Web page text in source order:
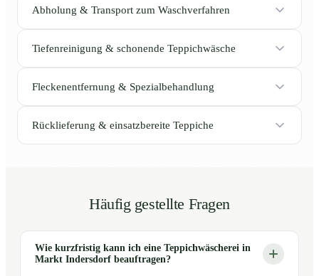
Abholung & Transport zum Waschverfahren
Tiefenreinigung & schonende Teppichwäsche
Fleckenentfernung & Spezialbehandlung
Rücklieferung & einsatzbereite Teppiche
Häufig gestellte Fragen
Wie kurzfristig kann ich eine Teppichwäscherei in
Markt Indersdorf beauftragen?